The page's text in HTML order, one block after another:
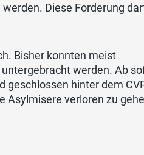
Diese Forderung
Bisher konnten meist
werden. Ab
geschlossen hinter dem
Asylmisere verloren zu